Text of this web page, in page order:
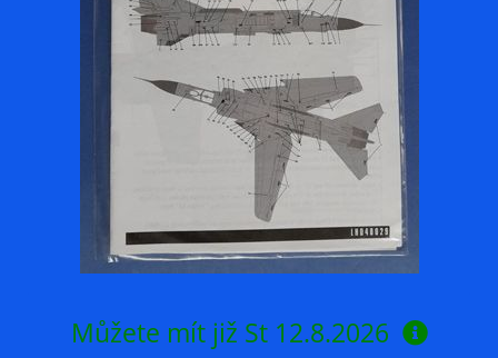
Můžete mít již St 12.8.2026